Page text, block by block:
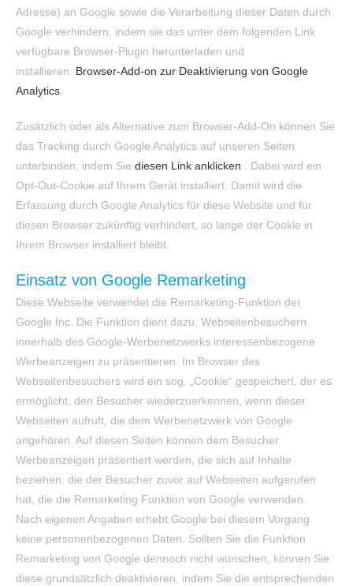
Adresse) an Google sowie die Verarbeitung dieser Daten durch
Google verhindern, indem sie das unter dem folgenden Link
verfügbare Browser-Plugin herunterladen und
installieren: Browser-Add-on zur Deaktivierung von Google
Analytics.
Zusätzlich oder als Alternative zum Browser-Add-On können Sie
das Tracking durch Google Analytics auf unseren Seiten
unterbinden, indem Sie diesen Link anklicken . Dabei wird ein
Opt-Out-Cookie auf Ihrem Gerät installiert. Damit wird die
Erfassung durch Google Analytics für diese Website und für
diesen Browser zukünftig verhindert, so lange der Cookie in
Ihrem Browser installiert bleibt.
Einsatz von Google Remarketing
Diese Webseite verwendet die Remarketing-Funktion der
Google Inc. Die Funktion dient dazu, Webseitenbesuchern
innerhalb des Google-Werbenetzwerks interessenbezogene
Werbeanzeigen zu präsentieren. Im Browser des
Webseitenbesuchers wird ein sog. „Cookie“ gespeichert, der es
ermöglicht, den Besucher wiederzuerkennen, wenn dieser
Webseiten aufruft, die dem Werbenetzwerk von Google
angehören. Auf diesen Seiten können dem Besucher
Werbeanzeigen präsentiert werden, die sich auf Inhalte
beziehen, die der Besucher zuvor auf Webseiten aufgerufen
hat, die die Remarketing Funktion von Google verwenden.
Nach eigenen Angaben erhebt Google bei diesem Vorgang
keine personenbezogenen Daten. Sollten Sie die Funktion
Remarketing von Google dennoch nicht wünschen, können Sie
diese grundsätzlich deaktivieren, indem Sie die entsprechenden